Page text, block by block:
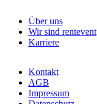
Über uns
Wir sind rentevent
Karriere
Kontakt
AGB
Impressum